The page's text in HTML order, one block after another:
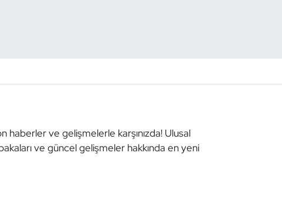
haberler ve gelişmelerle karşınızda! Ulusal
ve güncel gelişmeler hakkında en yeni